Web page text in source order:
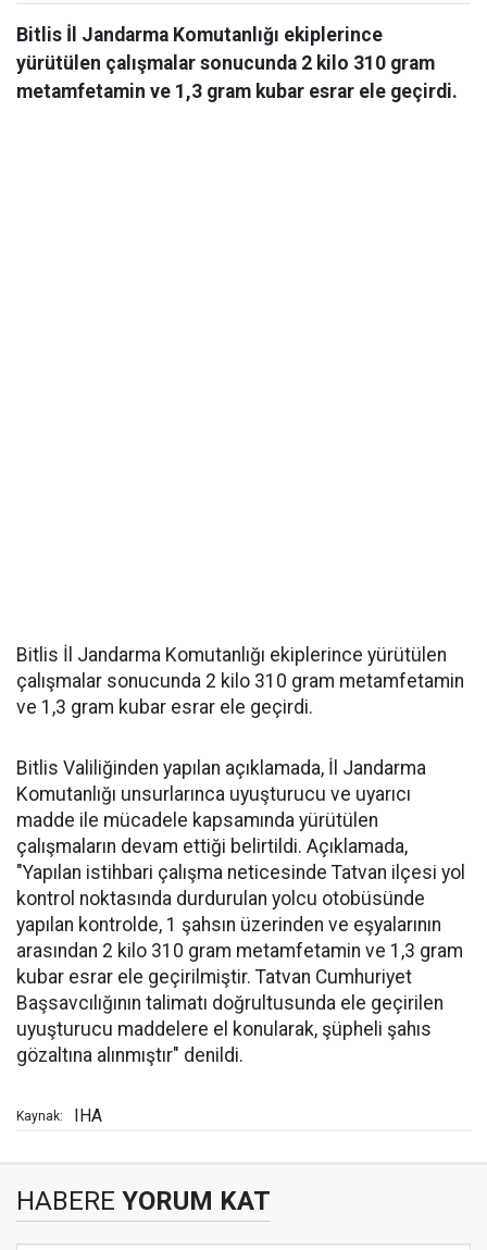
Bitlis İl Jandarma Komutanlığı ekiplerince
yürütülen çalışmalar sonucunda 2 kilo 310 gram
metamfetamin ve 1,3 gram kubar esrar ele geçirdi.
Bitlis İl Jandarma Komutanlığı ekiplerince yürütülen
çalışmalar sonucunda 2 kilo 310 gram metamfetamin
ve 1,3 gram kubar esrar ele geçirdi.
Bitlis Valiliğinden yapılan açıklamada, İl Jandarma
Komutanlığı unsurlarınca uyuşturucu ve uyarıcı
madde ile mücadele kapsamında yürütülen
çalışmaların devam ettiği belirtildi. Açıklamada,
"Yapılan istihbari çalışma neticesinde Tatvan ilçesi yol
kontrol noktasında durdurulan yolcu otobüsünde
yapılan kontrolde, 1 şahsın üzerinden ve eşyalarının
arasından 2 kilo 310 gram metamfetamin ve 1,3 gram
kubar esrar ele geçirilmiştir. Tatvan Cumhuriyet
Başsavcılığının talimatı doğrultusunda ele geçirilen
uyuşturucu maddelere el konularak, şüpheli şahıs
gözaltına alınmıştır" denildi.
Kaynak: IHA
HABERE YORUM KAT